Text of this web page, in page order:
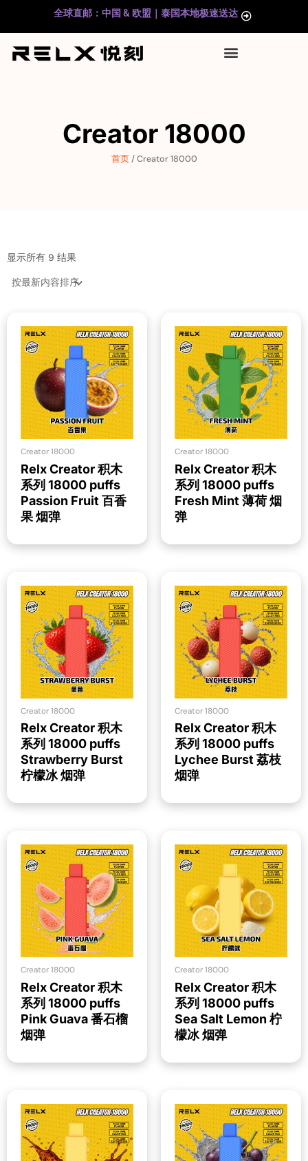
内
全球直邮：中国 & 欧盟｜泰国本地极速送达
Creator 18000
首页/ Creator 18000
显示所有 9 结果
容
Creator 18000
Relx Creator 积木
系列 18000 puffs
Passion Fruit 百香
果 烟弹
Creator 18000
Relx Creator 积木
系列 18000 puffs
Fresh Mint 薄荷 烟
弹
Creator 18000
Relx Creator 积木
系列 18000 puffs
Strawberry Burst
柠檬冰 烟弹
Creator 18000
Relx Creator 积木
系列 18000 puffs
Lychee Burst 荔枝
烟弹
Creator 18000
Relx Creator 积木
系列 18000 puffs
Pink Guava 番石榴
烟弹
Creator 18000
Relx Creator 积木
系列 18000 puffs
Sea Salt Lemon 柠
檬冰 烟弹